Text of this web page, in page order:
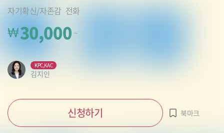
자기확신/자존감 전화
₩30,000~
KPC,KAC
김지인
신청하기 북마크